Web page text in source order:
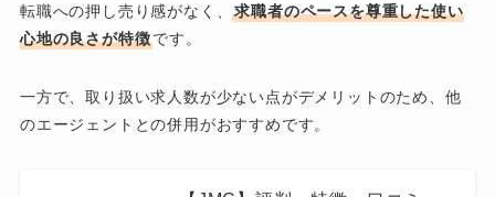
転職への押し売り感がなく、求職者のペースを尊重した使い
心地の良さが特徴です。
一方で、取り扱い求人数が少ない点がデメリットのため、他
のエージェントとの併用がおすすめです。